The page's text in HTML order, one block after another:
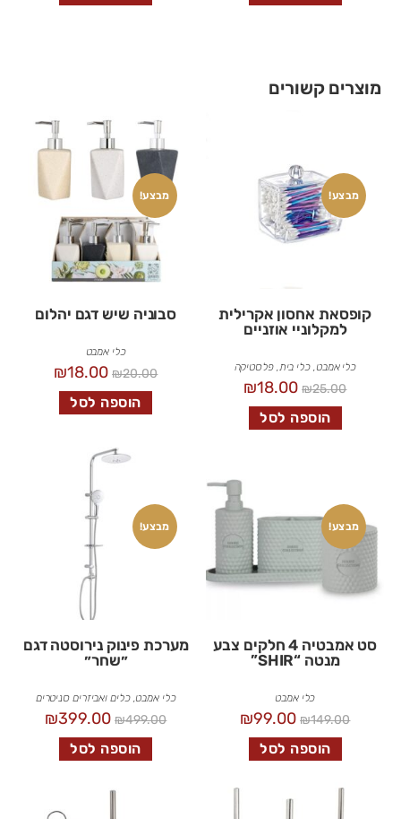
מוצרים קשורים
מבצע!
קופסאת אחסון אקרילית
למקלוניי אוזניים
כלי אמבט, כלי בית,פלסטיקה
₪25.00
₪18.00
הוספה לסל
מבצע!
סבוניה שיש דגם יהלום
כלי אמבט
₪20.00
₪18.00
הוספה לסל
מבצע!
סט אמבטיה 4 חלקים צבע
מנטה “SHIR”
כלי אמבט
₪149.00
₪99.00
הוספה לסל
מבצע!
מערכת פינוק נירוסטה דגם
״שחר״
כלי אמבט ,כלים ואביזרים סניטרים
₪499.00
₪399.00
הוספה לסל